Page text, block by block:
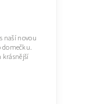
naší novou
domečku.
krásnější